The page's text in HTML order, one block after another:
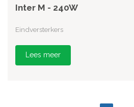
Inter M - 240W
Eindversterkers
Lees meer